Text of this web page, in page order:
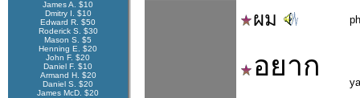
James A. $10
Dmitry I. $10
Edward R. $50
Roderick S. $30
Mason S. $5
Henning E. $20
John F. $20
Daniel F. $10
Armand H. $20
Daniel S. $20
James McD. $20
ผม
อยาก